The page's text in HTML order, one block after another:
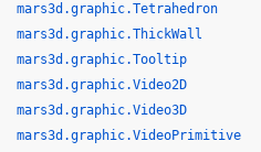
mars3d.graphic.Tetrahedron
mars3d.graphic.ThickWall
mars3d.graphic.Tooltip
mars3d.graphic.Video2D
mars3d.graphic.Video3D
mars3d.graphic.VideoPrimitive